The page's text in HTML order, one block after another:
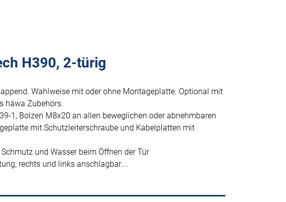
H390, 2-türig
Wahlweise mit oder ohne Montageplatte. Optional mit
häwa Zubehörs.
1, Bolzen M8x20 an allen beweglichen oder abnehmbaren
mit Schutzleiterschraube und Kabelplatten mit
und Wasser beim Öffnen der Tür
rechts und links anschlagbar.…